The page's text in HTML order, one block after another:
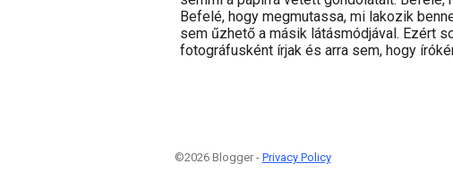
Befelé, hogy megmutassa, mi lakozik
sem űzhető a másik látásmódjával. Ezért
fotográfusként írjak és arra sem, hogy
©2026 Blogger - Privacy Policy